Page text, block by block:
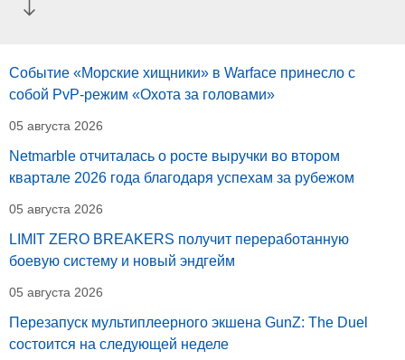
Событие «Морские хищники» в Warface принесло с
собой PvP-режим «Охота за головами»
05 августа 2026
Netmarble отчиталась о росте выручки во втором
квартале 2026 года благодаря успехам за рубежом
05 августа 2026
LIMIT ZERO BREAKERS получит переработанную
боевую систему и новый эндгейм
05 августа 2026
Перезапуск мультиплеерного экшена GunZ: The Duel
состоится на следующей неделе